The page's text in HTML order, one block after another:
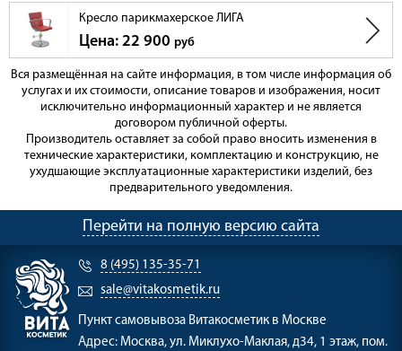
Кресло парикмахерское ЛИГА
Цена: 22 900 руб
Вся размещённая на сайте информация, в том числе информация об
услугах и их стоимости, описание товаров и изображения, носит
исключительно информационный характер и не является
договором публичной оферты.
Производитель оставляет за собой право вносить изменения в
технические характеристики, комплектацию и конструкцию, не
ухудшающие эксплуатационные характеристики изделий, без
предварительного уведомления.
Перейти на полную версию сайта
8 (495) 135-35-71
sale@vitakosmetik.ru
Пункт самовывоза Витакосметик в Москве
Адрес: Москва, ул. Миклухо-Маклая, д34, 1 этаж, пом.